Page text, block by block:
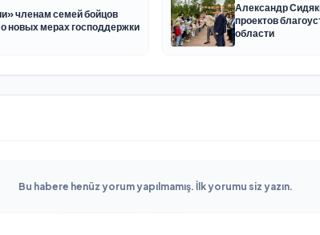
членам семей бойцов
новых мерах господдержки
Александр
проектов
области
Bu habere henüz yorum yapılmamış. İlk yorumu siz yazın.